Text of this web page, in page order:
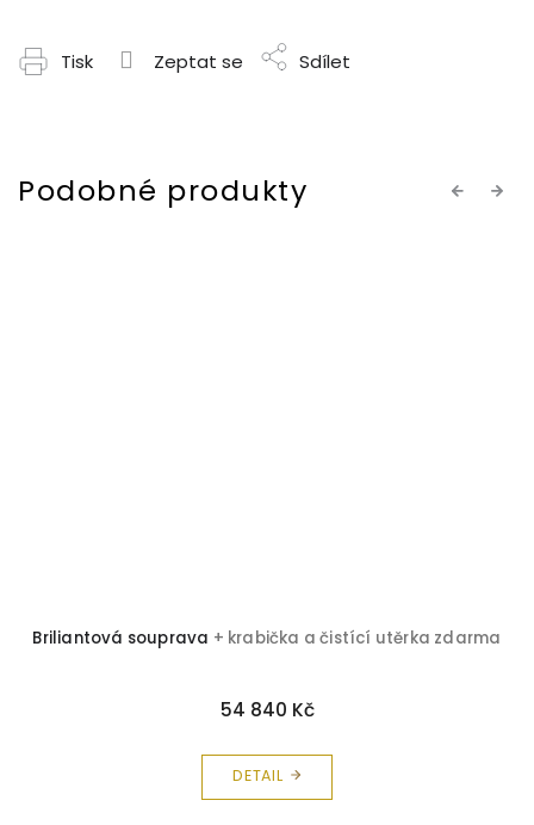
Tisk Zeptat se Sdílet
Previous
Briliantová souprava + krabička a čistící utěrka zdarma
54 840 Kč
DETAIL
Next